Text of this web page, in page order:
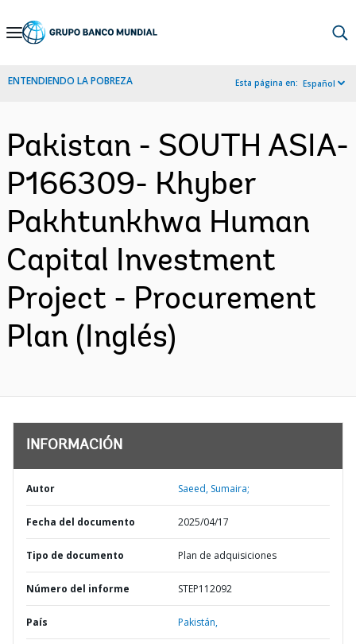
Skip
Navigation
ENTENDIENDO LA POBREZA Esta página en: Español
Pakistan - SOUTH ASIA-
P166309- Khyber
Pakhtunkhwa Human
Capital Investment
Project - Procurement
Plan (Inglés)
INFORMACIÓN
Autor Saeed, Sumaira;
Fecha del documento 2025/04/17
Tipo de documento Plan de adquisiciones
Número del informe STEP112092
País Pakistán,